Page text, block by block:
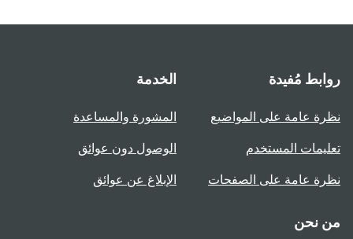
روابط مُفيدة
نظرة عامة على المواضيع
تعليمات المستخدم
نظرة عامة على الصفحات
الخدمة
المشورة والمساعدة
الوصول دون عوائق
الإبلاغ عن عوائق
من نحن